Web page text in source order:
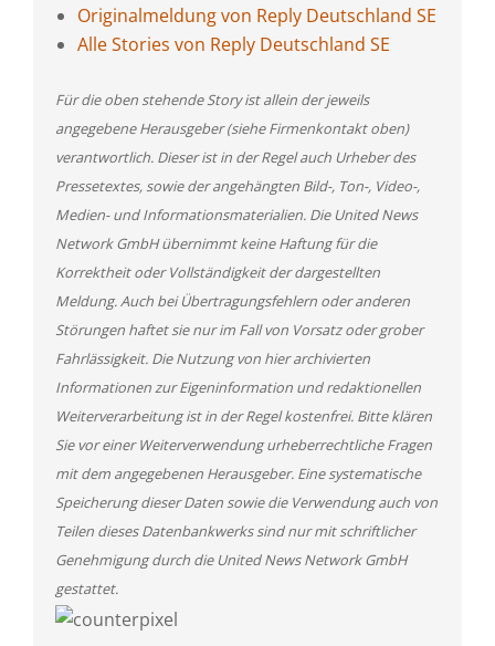
Originalmeldung von Reply Deutschland SE
Alle Stories von Reply Deutschland SE
Für die oben stehende Story ist allein der jeweils
angegebene Herausgeber (siehe Firmenkontakt oben)
verantwortlich. Dieser ist in der Regel auch Urheber des
Pressetextes, sowie der angehängten Bild-, Ton-, Video-,
Medien- und Informationsmaterialien. Die United News
Network GmbH übernimmt keine Haftung für die
Korrektheit oder Vollständigkeit der dargestellten
Meldung. Auch bei Übertragungsfehlern oder anderen
Störungen haftet sie nur im Fall von Vorsatz oder grober
Fahrlässigkeit. Die Nutzung von hier archivierten
Informationen zur Eigeninformation und redaktionellen
Weiterverarbeitung ist in der Regel kostenfrei. Bitte klären
Sie vor einer Weiterverwendung urheberrechtliche Fragen
mit dem angegebenen Herausgeber. Eine systematische
Speicherung dieser Daten sowie die Verwendung auch von
Teilen dieses Datenbankwerks sind nur mit schriftlicher
Genehmigung durch die United News Network GmbH
gestattet.